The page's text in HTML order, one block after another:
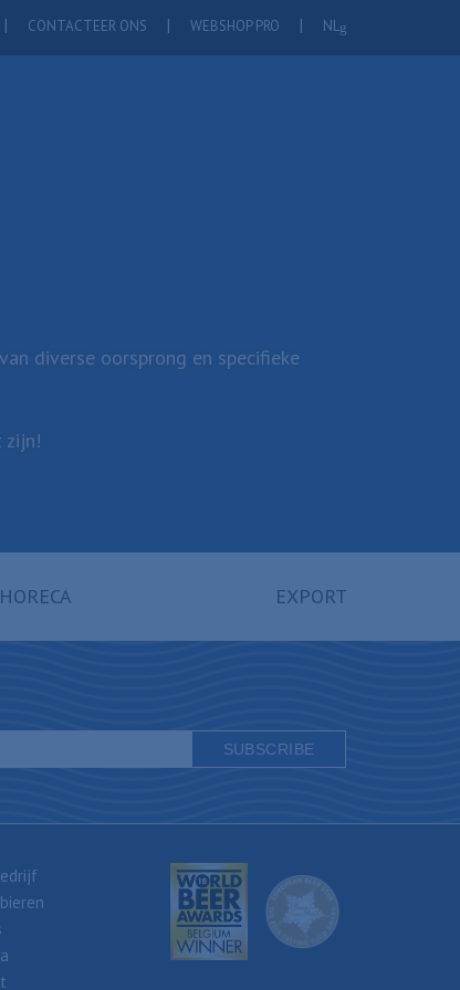
CONTACTEER ONS WEBSHOP PRO NL
diverse oorsprong en specifieke
zijn!
HORECA EXPORT